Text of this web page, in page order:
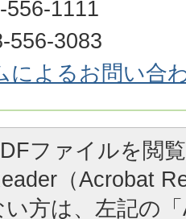
556-1111
556-3083
によるお問い合
ファイルを閲
（Acrobat
方は、左記の